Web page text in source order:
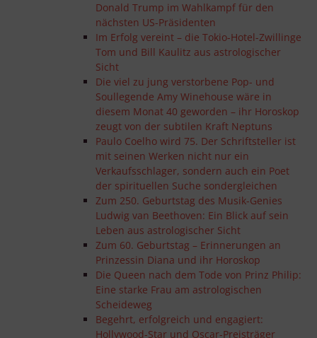
Donald Trump im Wahlkampf für den
nächsten US-Präsidenten
Im Erfolg vereint – die Tokio-Hotel-Zwillinge
Tom und Bill Kaulitz aus astrologischer
Sicht
Die viel zu jung verstorbene Pop- und
Soullegende Amy Winehouse wäre in
diesem Monat 40 geworden – ihr Horoskop
zeugt von der subtilen Kraft Neptuns
Paulo Coelho wird 75. Der Schriftsteller ist
mit seinen Werken nicht nur ein
Verkaufsschlager, sondern auch ein Poet
der spirituellen Suche sondergleichen
Zum 250. Geburtstag des Musik-Genies
Ludwig van Beethoven: Ein Blick auf sein
Leben aus astrologischer Sicht
Zum 60. Geburtstag – Erinnerungen an
Prinzessin Diana und ihr Horoskop
Die Queen nach dem Tode von Prinz Philip:
Eine starke Frau am astrologischen
Scheideweg
Begehrt, erfolgreich und engagiert:
Hollywood-Star und Oscar-Preisträger